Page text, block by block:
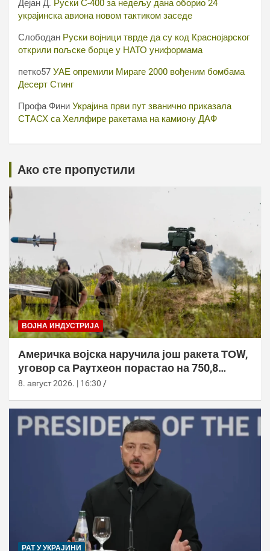
Дејан Д. Руски С-400 за недељу дана оборио 24
украјинска авиона новом тактиком заседе
Слободан Руски војници тврде да су код Краснојарског
открили пољске борце у НАТО униформама
петко57 УАЕ опремили Мираге 2000 вођеним бомбама
Десерт Стинг
Профа Фини Украјина први пут званично приказала
СТАСХ са Хеллфире ракетама на камиону ДАФ
Ако сте пропустили
ВОЈНА ИНДУСТРИЈА
Америчка војска наручила још ракета ТОW,
уговор са Раyтхеон порастао на 750,8
милиона долара
8. август 2026. | 16:30
РАТ У УКРАЈИНИ